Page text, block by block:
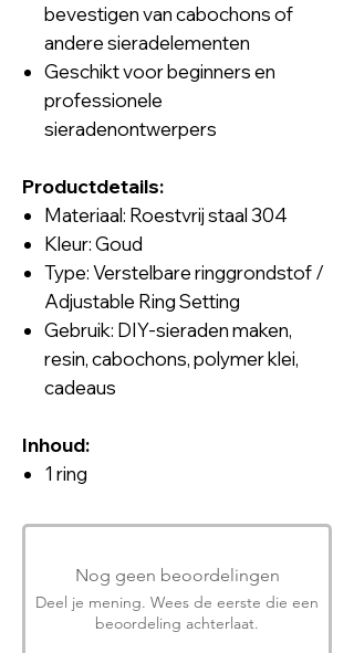
bevestigen van cabochons of
andere sieradelementen
Geschikt voor beginners en
professionele
sieradenontwerpers
Productdetails:
Materiaal: Roestvrij staal 304
Kleur: Goud
Type: Verstelbare ringgrondstof /
Adjustable Ring Setting
Gebruik: DIY-sieraden maken,
resin, cabochons, polymer klei,
cadeaus
Inhoud:
1 ring
Nog geen beoordelingen
Deel je mening. Wees de eerste die een
beoordeling achterlaat.